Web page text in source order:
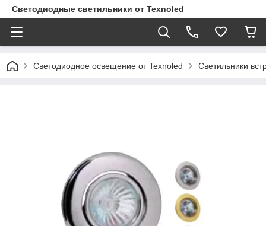
Светодиодные светильники от Texnoled
Светодиодное освещение от Texnoled Светильники